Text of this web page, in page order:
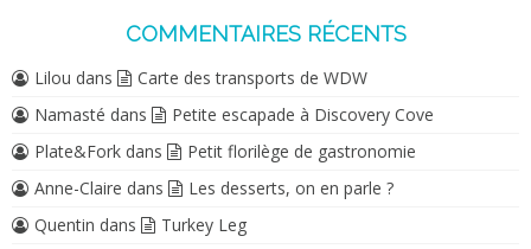
COMMENTAIRES RÉCENTS
Lilou dans
Carte des transports de WDW
Namasté dans
Petite escapade à Discovery Cove
Plate&Fork dans
Petit florilège de gastronomie
Anne-Claire dans
Les desserts, on en parle ?
Quentin dans
Turkey Leg